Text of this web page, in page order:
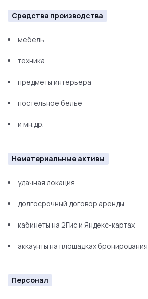
Средства производства
мебель
техника
предметы интерьера
постельное белье
и мн.др.
Нематериальные активы
удачная локация
долгосрочный договор аренды
кабинеты на 2Гис и Яндекс-картах
аккаунты на площадках бронирования
Персонал